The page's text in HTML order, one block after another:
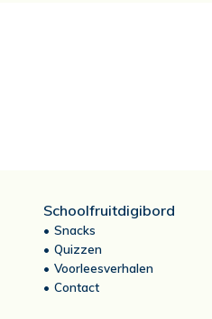
Schoolfruitdigibord
Snacks
Quizzen
Voorleesverhalen
Contact